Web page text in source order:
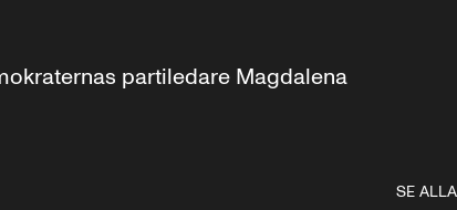
partiledare Magdalena
SE ALLA